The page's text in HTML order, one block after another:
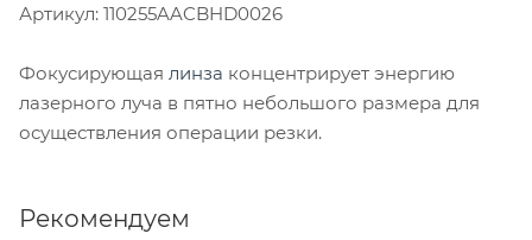
Артикул: 110255AACBHD0026
Фокусирующая линза концентрирует энергию
лазерного луча в пятно небольшого размера для
осуществления операции резки.
Рекомендуем